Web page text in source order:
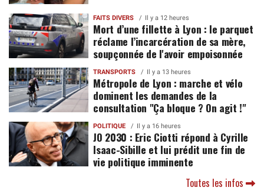
FAITS DIVERS Il y a 12 heures
Mort d’une fillette à Lyon : le parquet
réclame l’incarcération de sa mère,
soupçonnée de l'avoir empoisonnée
TRANSPORTS Il y a 13 heures
Métropole de Lyon : marche et vélo
dominent les demandes de la
consultation "Ça bloque ? On agit !"
POLITIQUE Il y a 16 heures
JO 2030 : Eric Ciotti répond à Cyrille
Isaac-Sibille et lui prédit une fin de
vie politique imminente
Toutes les infos